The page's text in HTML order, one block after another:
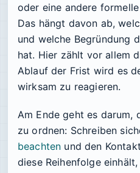
oder eine andere
Das hängt davon ab,
und welche Begründung
hat. Hier zählt vor allem
Ablauf der Frist wird es
wirksam zu reagieren.
Am Ende geht es darum,
zu ordnen: Schreiben
beachten und den
diese Reihenfolge